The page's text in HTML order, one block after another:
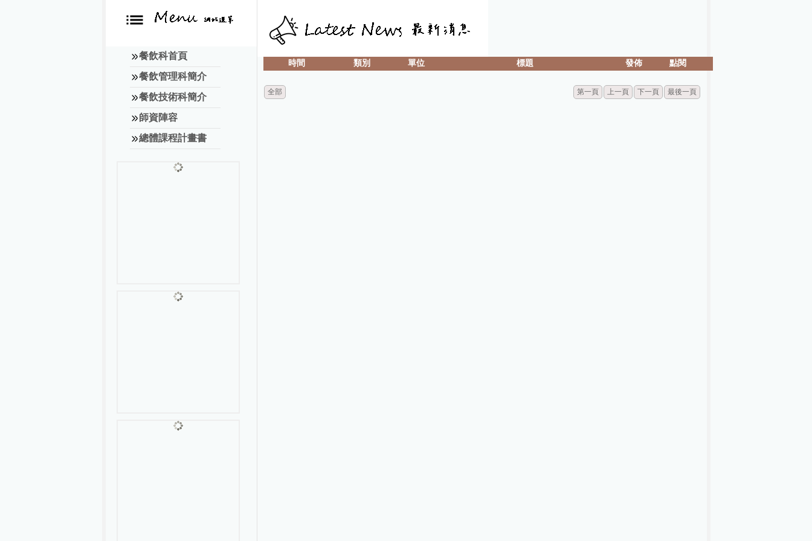
餐飲科首頁
餐飲管理科簡介
餐飲技術科簡介
師資陣容
總體課程計畫書
時間 類別 單位 標題 發佈 點閱
全部 第一頁 上一頁 下一頁 最後一頁